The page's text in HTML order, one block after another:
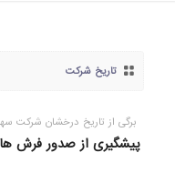
تاریخ شرکت
برگی از تاریخ درخشان شرکت
پیشگیری از صدور فرش